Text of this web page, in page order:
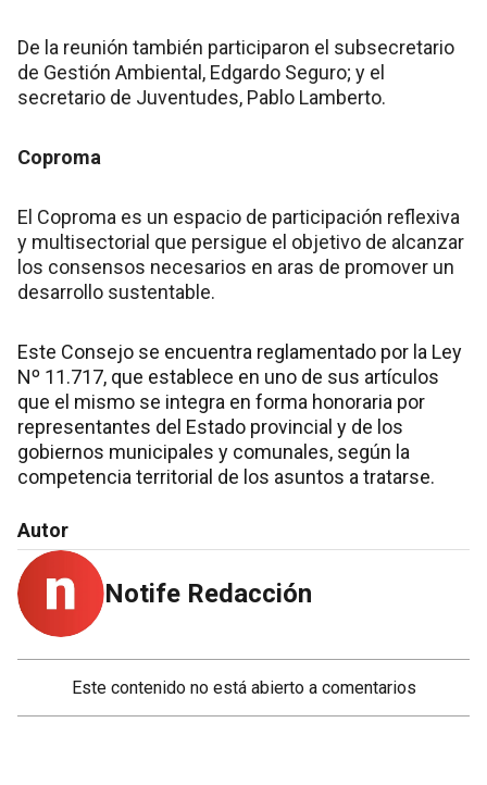
De la reunión también participaron el subsecretario
de Gestión Ambiental, Edgardo Seguro; y el
secretario de Juventudes, Pablo Lamberto.
Coproma
El Coproma es un espacio de participación reflexiva
y multisectorial que persigue el objetivo de alcanzar
los consensos necesarios en aras de promover un
desarrollo sustentable.
Este Consejo se encuentra reglamentado por la Ley
Nº 11.717, que establece en uno de sus artículos
que el mismo se integra en forma honoraria por
representantes del Estado provincial y de los
gobiernos municipales y comunales, según la
competencia territorial de los asuntos a tratarse.
Autor
Notife Redacción
Este contenido no está abierto a comentarios